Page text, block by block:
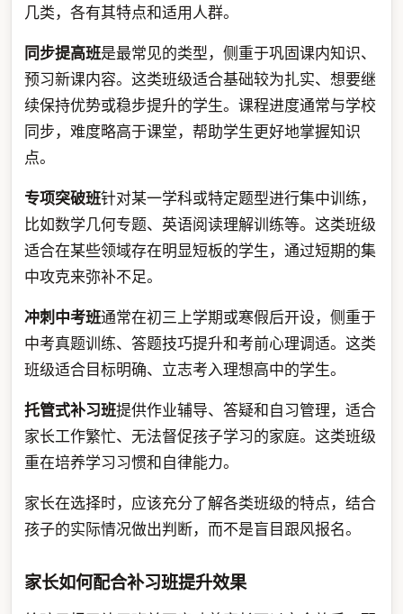
几类，各有其特点和适用人群。
同步提高班是最常见的类型，侧重于巩固课内知识、
预习新课内容。这类班级适合基础较为扎实、想要继
续保持优势或稳步提升的学生。课程进度通常与学校
同步，难度略高于课堂，帮助学生更好地掌握知识
点。
专项突破班针对某一学科或特定题型进行集中训练，
比如数学几何专题、英语阅读理解训练等。这类班级
适合在某些领域存在明显短板的学生，通过短期的集
中攻克来弥补不足。
冲刺中考班通常在初三上学期或寒假后开设，侧重于
中考真题训练、答题技巧提升和考前心理调适。这类
班级适合目标明确、立志考入理想高中的学生。
托管式补习班提供作业辅导、答疑和自习管理，适合
家长工作繁忙、无法督促孩子学习的家庭。这类班级
重在培养学习习惯和自律能力。
家长在选择时，应该充分了解各类班级的特点，结合
孩子的实际情况做出判断，而不是盲目跟风报名。
家长如何配合补习班提升效果